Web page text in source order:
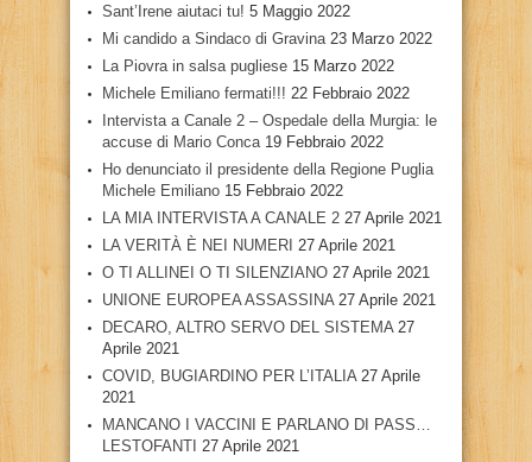
Sant’Irene aiutaci tu! 5 Maggio 2022
Mi candido a Sindaco di Gravina 23 Marzo 2022
La Piovra in salsa pugliese 15 Marzo 2022
Michele Emiliano fermati!!! 22 Febbraio 2022
Intervista a Canale 2 – Ospedale della Murgia: le
accuse di Mario Conca 19 Febbraio 2022
Ho denunciato il presidente della Regione Puglia
Michele Emiliano 15 Febbraio 2022
LA MIA INTERVISTA A CANALE 2 27 Aprile 2021
LA VERITÀ È NEI NUMERI 27 Aprile 2021
O TI ALLINEI O TI SILENZIANO 27 Aprile 2021
UNIONE EUROPEA ASSASSINA 27 Aprile 2021
DECARO, ALTRO SERVO DEL SISTEMA 27
Aprile 2021
COVID, BUGIARDINO PER L’ITALIA 27 Aprile
2021
MANCANO I VACCINI E PARLANO DI PASS…
LESTOFANTI 27 Aprile 2021